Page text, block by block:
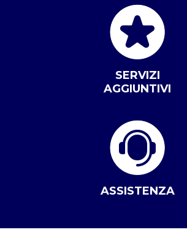
SERVIZI
AGGIUNTIVI
ASSISTENZA